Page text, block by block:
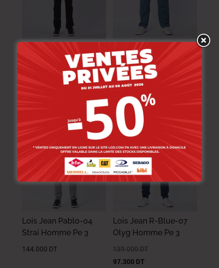
Strai-Fg Homme Lave
Lois Jean Moira-19
Bado Homme Pe
139.000DT
111.200
NOUVEAU
Lois Jean Pablo-04
Strai Homme Pe 3
144.000 DT
Lois Jean R-Blue-07
Olyg Homme Pe 3
139.000 DT
97.300 DT